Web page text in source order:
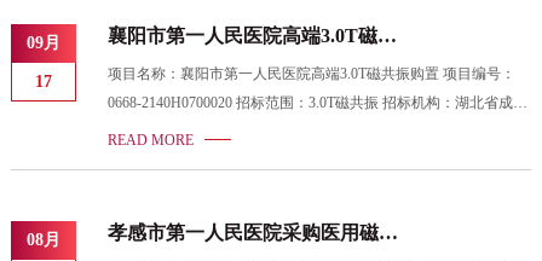
司 招标机构代码：0668 招标方式：公开招标 投标报价方式： 招标
结果：撤项
09月
17
襄阳市第一人民医院高端3.0T磁共
项目名称：襄阳市第一人民医院高端3.0T磁共振购置 项目编号：
0668-2140H0700020 招标范围：3.0T磁共振 招标机构：湖北省成套
招标股份有限公司 招标人：襄阳市第一人民医院 开标时间：2021-
READ MORE
08月
孝感市第一人民医院采购医用磁共